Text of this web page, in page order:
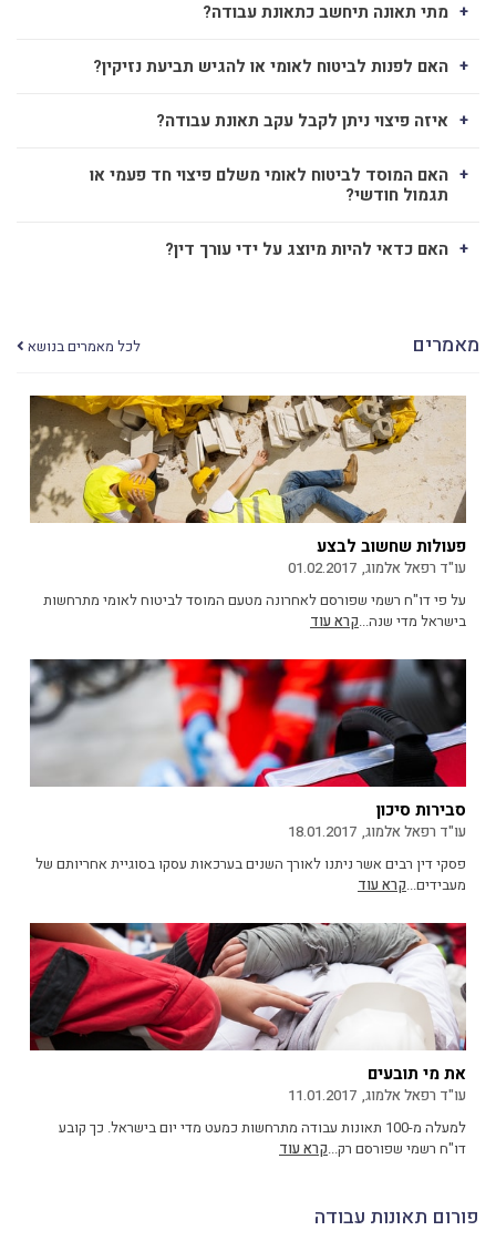
מתי תאונה תיחשב כתאונת עבודה?
האם לפנות לביטוח לאומי או להגיש תביעת נזיקין?
איזה פיצוי ניתן לקבל עקב תאונת עבודה?
האם המוסד לביטוח לאומי משלם פיצוי חד פעמי או
תגמול חודשי?
האם כדאי להיות מיוצג על ידי עורך דין?
מאמרים לכל מאמרים בנושא
פעולות שחשוב לבצע
עו"ד רפאל אלמוג, 01.02.2017
על פי דו"ח רשמי שפורסם לאחרונה מטעם המוסד לביטוח לאומי מתרחשות
בישראל מדי שנה...קרא עוד
סבירות סיכון
עו"ד רפאל אלמוג, 18.01.2017
פסקי דין רבים אשר ניתנו לאורך השנים בערכאות עסקו בסוגיית אחריותם של
מעבידים...קרא עוד
את מי תובעים
עו"ד רפאל אלמוג, 11.01.2017
למעלה מ-100 תאונות עבודה מתרחשות כמעט מדי יום בישראל. כך קובע
דו"ח רשמי שפורסם רק...קרא עוד
פורום תאונות עבודה